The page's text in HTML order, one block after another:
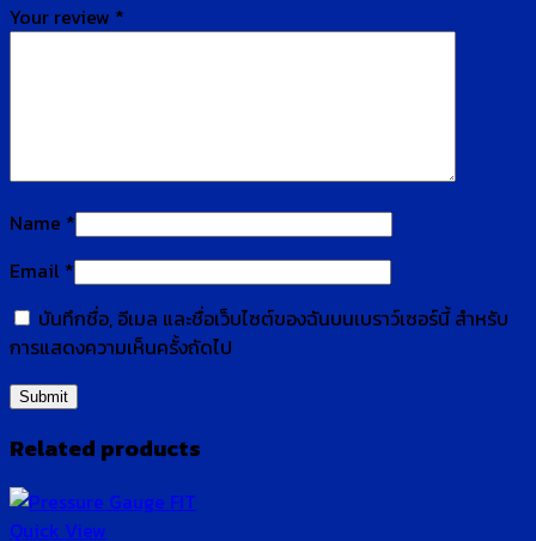
Your review *
Name *
Email *
บันทึกชื่อ, อีเมล และชื่อเว็บไซต์ของฉันบนเบราว์เซอร์นี้ สำหรับ
การแสดงความเห็นครั้งถัดไป
Related products
Quick View